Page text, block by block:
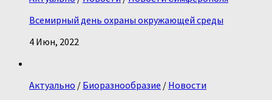
Всемирный день охраны окружающей среды
4 Июн, 2022
Актуально / Биоразнообразие / Новости